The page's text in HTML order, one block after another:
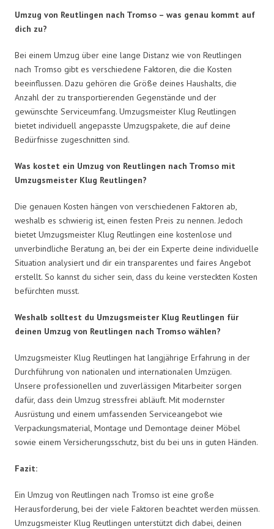
Umzug von Reutlingen nach Tromso – was genau kommt auf
dich zu?
Bei einem Umzug über eine lange Distanz wie von Reutlingen
nach Tromso gibt es verschiedene Faktoren, die die Kosten
beeinflussen. Dazu gehören die Größe deines Haushalts, die
Anzahl der zu transportierenden Gegenstände und der
gewünschte Serviceumfang. Umzugsmeister Klug Reutlingen
bietet individuell angepasste Umzugspakete, die auf deine
Bedürfnisse zugeschnitten sind.
Was kostet ein Umzug von Reutlingen nach Tromso mit
Umzugsmeister Klug Reutlingen?
Die genauen Kosten hängen von verschiedenen Faktoren ab,
weshalb es schwierig ist, einen festen Preis zu nennen. Jedoch
bietet Umzugsmeister Klug Reutlingen eine kostenlose und
unverbindliche Beratung an, bei der ein Experte deine individuelle
Situation analysiert und dir ein transparentes und faires Angebot
erstellt. So kannst du sicher sein, dass du keine versteckten Kosten
befürchten musst.
Weshalb solltest du Umzugsmeister Klug Reutlingen für
deinen Umzug von Reutlingen nach Tromso wählen?
Umzugsmeister Klug Reutlingen hat langjährige Erfahrung in der
Durchführung von nationalen und internationalen Umzügen.
Unsere professionellen und zuverlässigen Mitarbeiter sorgen
dafür, dass dein Umzug stressfrei abläuft. Mit modernster
Ausrüstung und einem umfassenden Serviceangebot wie
Verpackungsmaterial, Montage und Demontage deiner Möbel
sowie einem Versicherungsschutz, bist du bei uns in guten Händen.
Fazit:
Ein Umzug von Reutlingen nach Tromso ist eine große
Herausforderung, bei der viele Faktoren beachtet werden müssen.
Umzugsmeister Klug Reutlingen unterstützt dich dabei, deinen